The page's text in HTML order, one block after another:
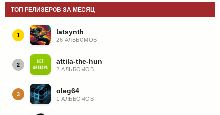
ТОП РЕЛИЗЕРОВ ЗА МЕСЯЦ
1 latsynth
26 АЛЬБОМОВ
2 attila-the-hun
2 АЛЬБОМОВ
3 oleg64
1 АЛЬБОМОВ